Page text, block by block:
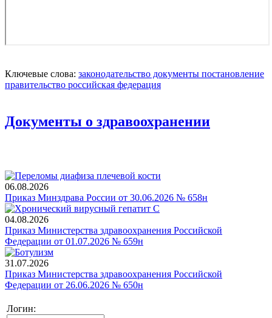
Ключевые слова: законодательство документы постановление
правительство российская федерация
Документы о здравоохранении
06.08.2026
Приказ Минздрава России от 30.06.2026 № 658н
04.08.2026
Приказ Министерства здравоохранения Российской
Федерации от 01.07.2026 № 659н
31.07.2026
Приказ Министерства здравоохранения Российской
Федерации от 26.06.2026 № 650н
Логин: